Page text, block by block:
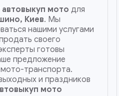
автовыкуп мото для
Киев. Мы
нашими услугами
своего
готовы
предложение
транспорта.
и праздников
мото